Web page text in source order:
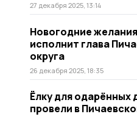
27 декабря 2025, 13:14
Новогодние
исполнит глава
округа
26 декабря 2025, 18:35
Ёлку для одарённых
провели в